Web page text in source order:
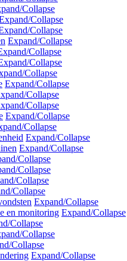
Collapse
Collapse
Collapse
Expand/Collapse
Collapse
Collapse
Collapse
Expand/Collapse
Collapse
Collapse
Expand/Collapse
Collapse
Expand/Collapse
Expand/Collapse
Collapse
Collapse
Collapse
Collapse
Expand/Collapse
en monitoring Expand/Collapse
Collapse
Collapse
Collapse
Expand/Collapse